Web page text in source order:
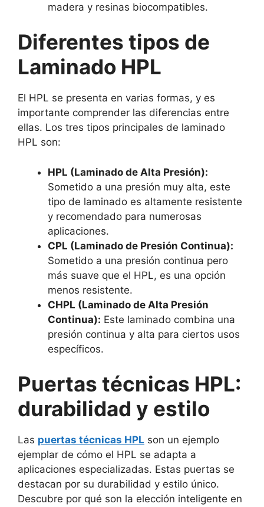
madera y resinas biocompatibles.
Diferentes tipos de
Laminado HPL
El HPL se presenta en varias formas, y es
importante comprender las diferencias entre
ellas. Los tres tipos principales de laminado
HPL son:
HPL (Laminado de Alta Presión):
Sometido a una presión muy alta, este
tipo de laminado es altamente resistente
y recomendado para numerosas
aplicaciones.
CPL (Laminado de Presión Continua):
Sometido a una presión continua pero
más suave que el HPL, es una opción
menos resistente.
CHPL (Laminado de Alta Presión
Continua): Este laminado combina una
presión continua y alta para ciertos usos
específicos.
Puertas técnicas HPL:
durabilidad y estilo
Las puertas técnicas HPL son un ejemplo
ejemplar de cómo el HPL se adapta a
aplicaciones especializadas. Estas puertas se
destacan por su durabilidad y estilo único.
Descubre por qué son la elección inteligente en